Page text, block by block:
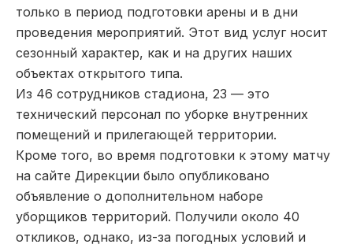
только в период подготовки арены и в дни
проведения мероприятий. Этот вид услуг носит
сезонный характер, как и на других наших
объектах открытого типа.
Из 46 сотрудников стадиона, 23 — это
технический персонал по уборке внутренних
помещений и прилегающей территории.
Кроме того, во время подготовки к этому матчу
на сайте Дирекции было опубликовано
объявление о дополнительном наборе
уборщиков территорий. Получили около 40
откликов, однако, из-за погодных условий и